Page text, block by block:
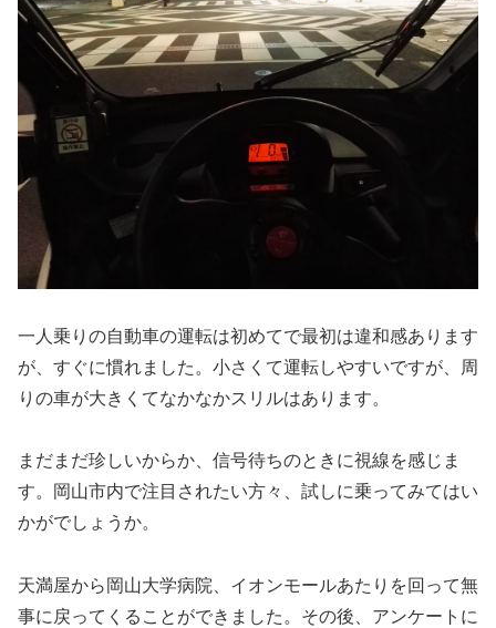
一人乗りの自動車の運転は初めてで最初は違和感あります
が、すぐに慣れました。小さくて運転しやすいですが、周
りの車が大きくてなかなかスリルはあります。
まだまだ珍しいからか、信号待ちのときに視線を感じま
す。岡山市内で注目されたい方々、試しに乗ってみてはい
かがでしょうか。
天満屋から岡山大学病院、イオンモールあたりを回って無
事に戻ってくることができました。その後、アンケートに